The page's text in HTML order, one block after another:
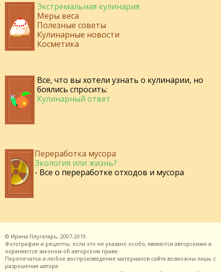
Экстремальная кулинария
Меры веса
Полезные советы
Кулинарные новости
Косметика
Все, что вы хотели узнать о кулинарии, но
боялись спросить:
Кулинарный ответ
Переработка мусора
Экология или жизнь?
- Все о переработке отходов и мусора
© Ирина Плугатарь, 2007-2019.
Фотографии и рецепты, если это не указано особо, являются авторскими и
охраняются законом об авторском праве.
Перепечатка и любое воспроизведение материалов сайта возможны лишь с
разрешения автора